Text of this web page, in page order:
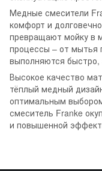
Медные смесители
комфорт и
превращают мойку в
процессы – от мытья
выполняются быстро,
Высокое качество
тёплый медный
оптимальным
смеситель Franke
и повышенной